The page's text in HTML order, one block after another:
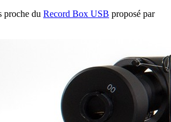
proche du Record Box USB proposé par